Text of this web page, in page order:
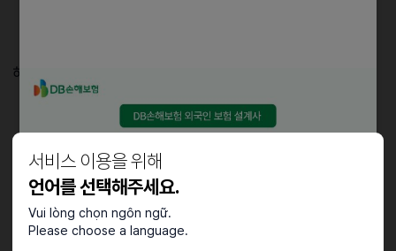
서비스 이용을 위해
언어를 선택해주세요.
Vui lòng chọn ngôn ngữ.
Please choose a language.
해당자
• 국내 본사 인턴십 참여 예정자
• 해외 진출 한국 기업이 현지 대학과 산학협력을
통해 후원·양성하는 인재
• 만 29세 이하 청년
• 학사과정 3학년 이상, 재학중인 학생 (석사, 박사